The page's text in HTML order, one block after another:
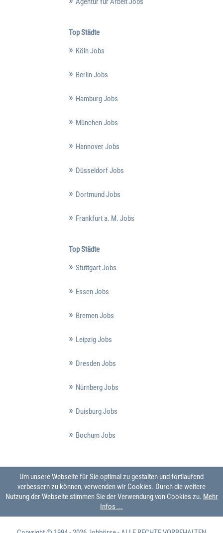
Top Städte
Köln Jobs
Berlin Jobs
Hamburg Jobs
München Jobs
Hannover Jobs
Düsseldorf Jobs
Dortmund Jobs
Frankfurt a. M. Jobs
Top Städte
Stuttgart Jobs
Essen Jobs
Bremen Jobs
Leipzig Jobs
Dresden Jobs
Nürnberg Jobs
Duisburg Jobs
Bochum Jobs
Um unsere Webseite für Sie optimal zu gestalten und fortlaufend
verbessern zu können, verwenden wir Cookies. Durch die weitere
Nutzung der Webseite stimmen Sie der Verwendung von Cookies zu. Mehr
Infos ...